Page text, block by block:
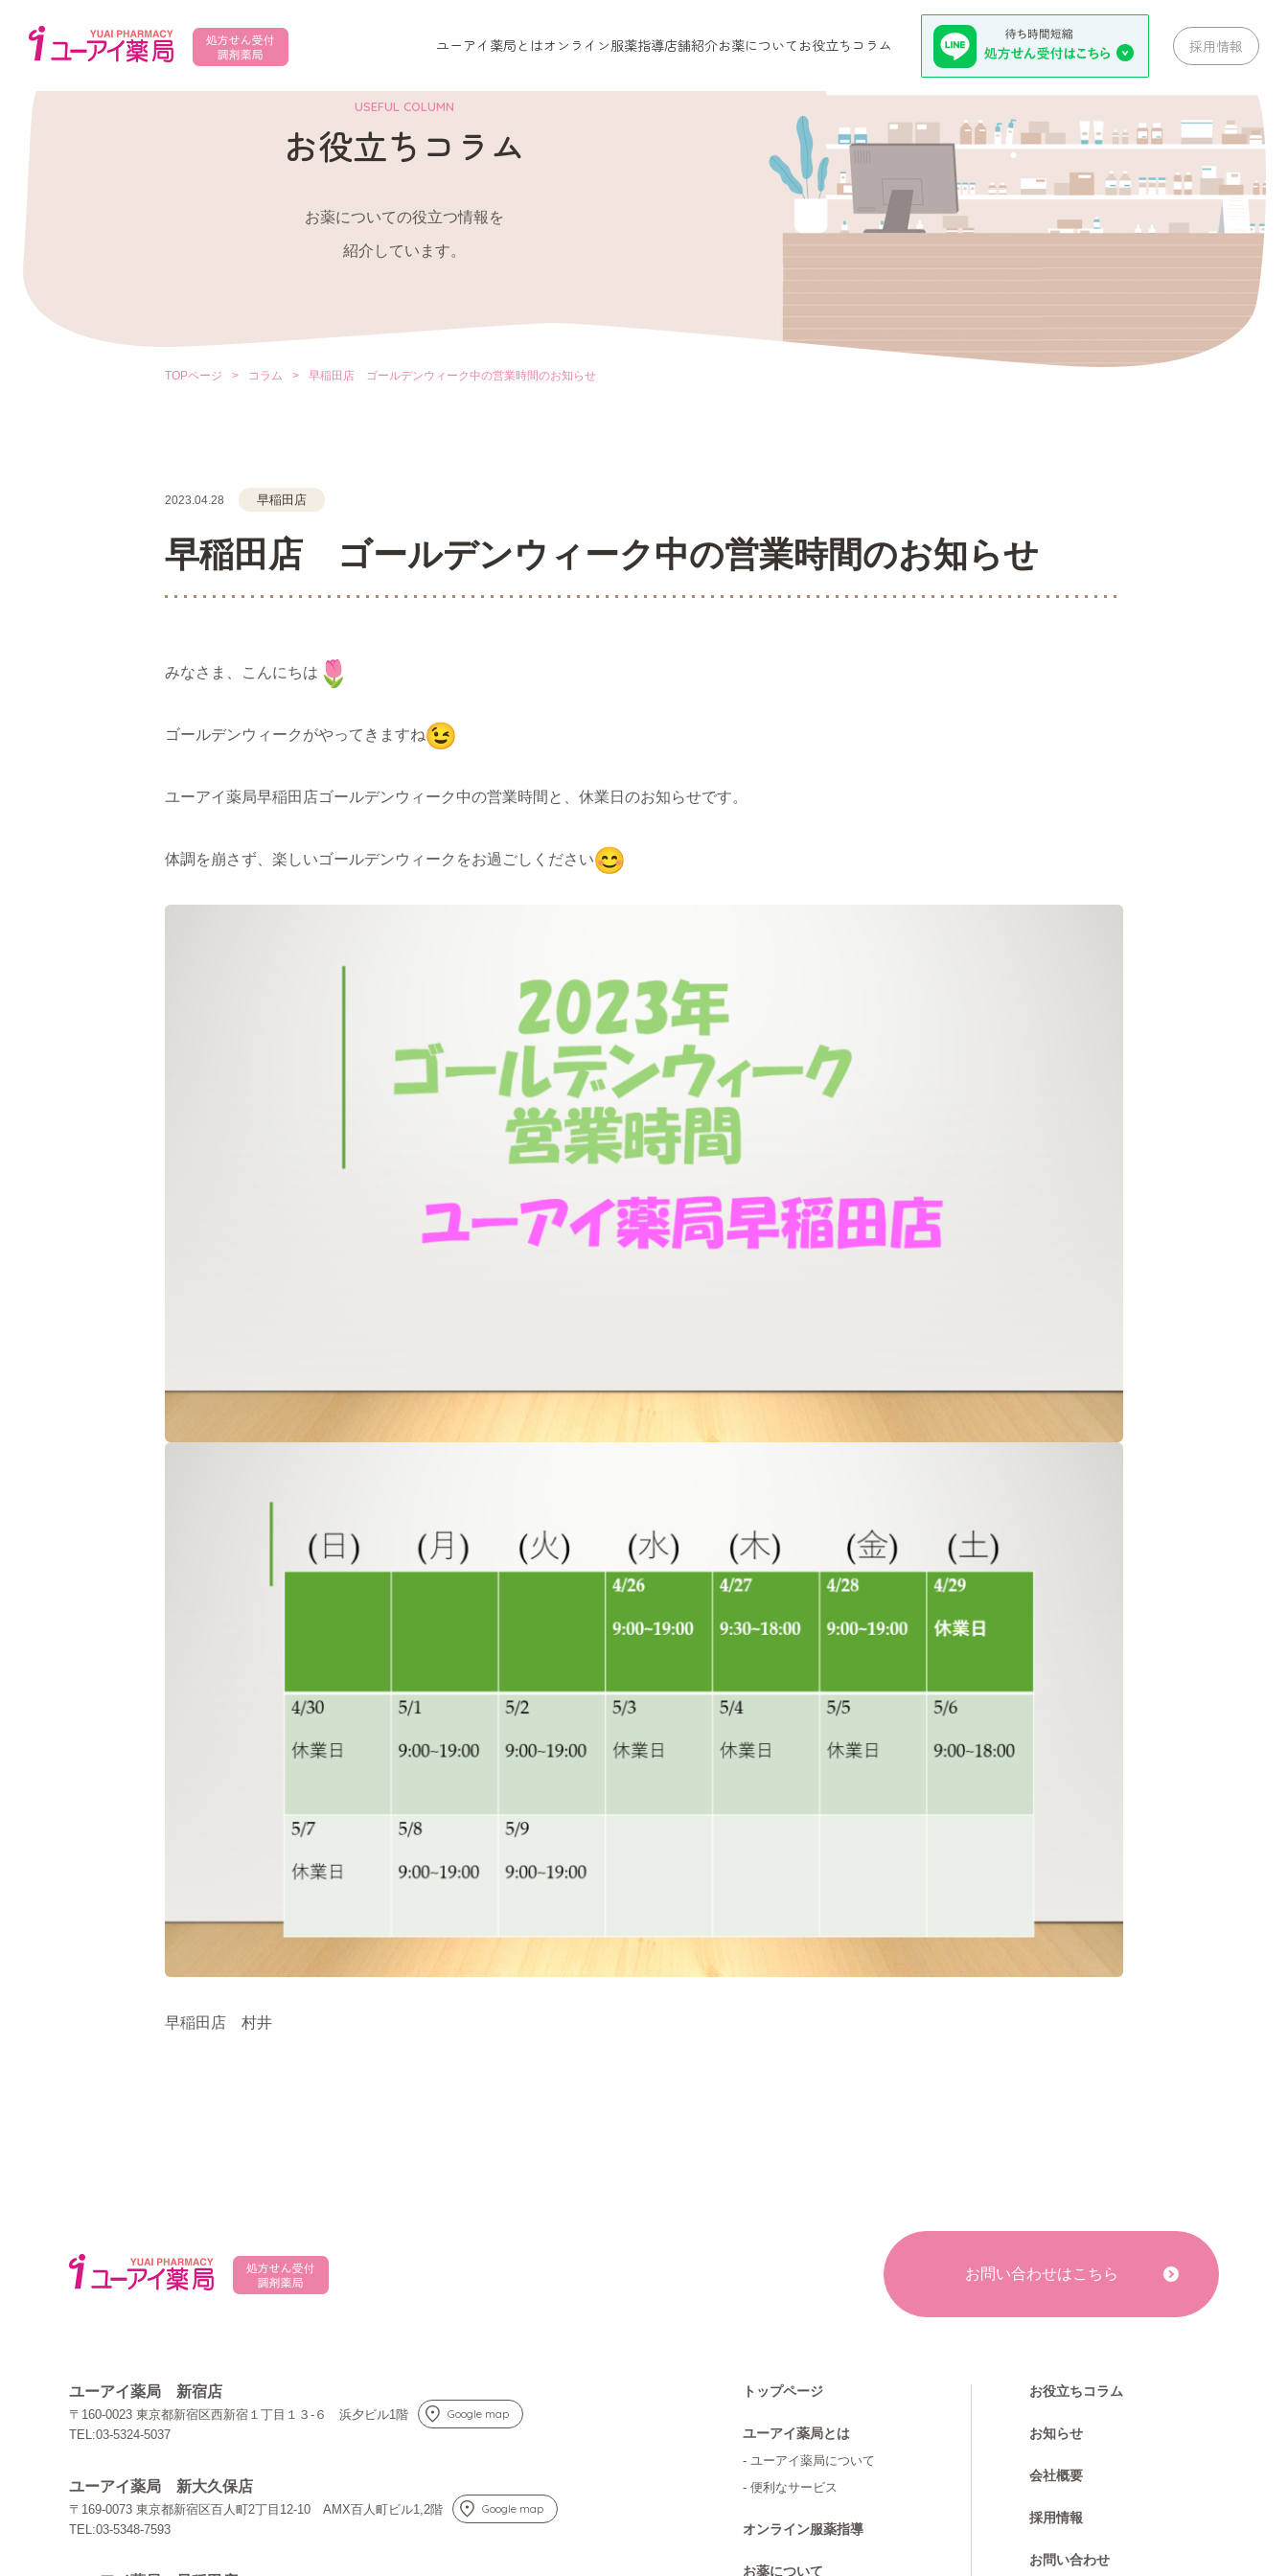
ユーアイ薬局とはオンライン服薬指導店舗紹介お薬について お役立ちコラム 採用情報
USEFUL COLUMN
お役立ちコラム
お薬についての役立つ情報を
紹介しています。
TOPページ > コラム > 早稲田店 ゴールデンウィーク中の営業時間のお知らせ
2023.04.28 早稲田店
早稲田店 ゴールデンウィーク中の営業時間のお知らせ
みなさま、こんにちは
ゴールデンウィークがやってきますね
ユーアイ薬局早稲田店ゴールデンウィーク中の営業時間と、休業日のお知らせです。
体調を崩さず、楽しいゴールデンウィークをお過ごしください
早稲田店 村井
お問い合わせはこちら
ユーアイ薬局 新宿店
〒160-0023 東京都新宿区西新宿１丁目１３-６ 浜夕ビル1階
Google map
TEL:03-5324-5037
ユーアイ薬局 新大久保店
〒169-0073 東京都新宿区百人町2丁目12-10 AMX百人町ビル1,2階
Google map
TEL:03-5348-7593
トップページ
ユーアイ薬局とは
- ユーアイ薬局について
- 便利なサービス
オンライン服薬指導
お薬について
お役立ちコラム
お知らせ
会社概要
採用情報
お問い合わせ